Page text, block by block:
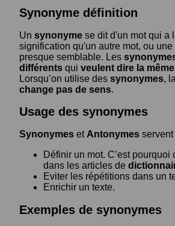
Synonyme définition
Un synonyme se dit d'un mot qui a
signification qu'un autre mot, ou
presque semblable. Les
différents qui veulent dire la
Lorsqu’on utilise des synonymes,
change pas de sens.
Usage des synonymes
Synonymes et Antonymes servent
Définir un mot. C’est pourquoi
dans les articles de
Eviter les répétitions dans un
Enrichir un texte.
Exemples de synonymes